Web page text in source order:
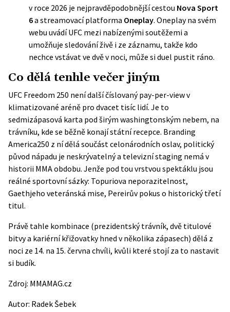
v roce 2026 je nejpravděpodobnější cestou Nova Sport
6a streamovací platforma Oneplay. Oneplay na svém
webu uvádí UFC mezi nabízenými soutěžemi a
umožňuje sledování živě i ze záznamu, takže kdo
nechce vstávat ve dvě v noci, může si duel pustit ráno.
Co dělá tenhle večer jiným
UFC Freedom 250 není další číslovaný pay-per-view v
klimatizované aréně pro dvacet tisíc lidí. Je to
sedmizápasová karta pod širým washingtonským nebem, na
trávníku, kde se běžně konají státní recepce. Branding
America250 z ní dělá součást celonárodních oslav, politický
původ nápadu je neskrývatelný a televizní staging nemá v
historii MMA obdobu. Jenže pod tou vrstvou spektáklu jsou
reálné sportovní sázky: Topuriova neporazitelnost,
Gaethjeho veteránská mise, Pereirův pokus o historický třetí
titul.
Právě tahle kombinace (prezidentský trávník, dvě titulové
bitvy a kariérní křižovatky hned v několika zápasech) dělá z
noci ze 14. na 15. června chvíli, kvůli které stojí za to nastavit
si budík.
Zdroj: MMAMAG.cz
Autor: Radek Šebek